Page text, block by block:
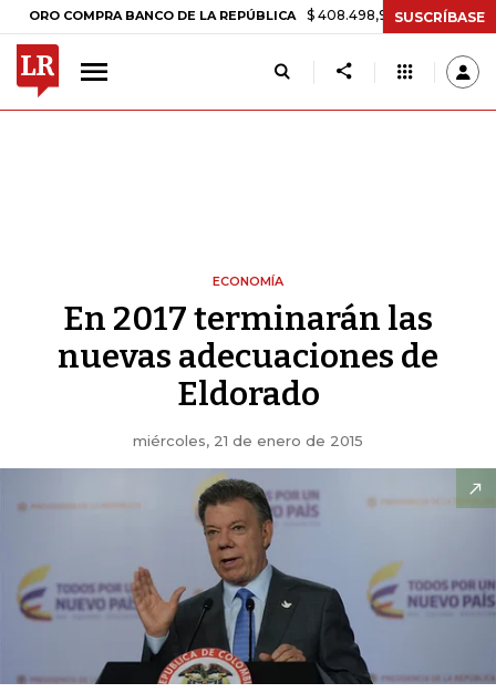
COMPRA BANCO DE LA REPÚBLICA $ 408.498,97 +$ 8.753,81 +2,19%
SUSCRÍBASE
ECONOMÍA
En 2017 terminarán las
nuevas adecuaciones de
Eldorado
miércoles, 21 de enero de 2015